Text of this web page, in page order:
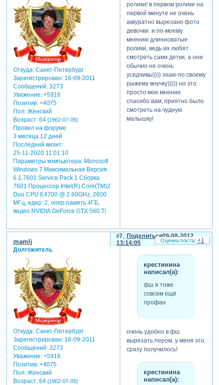
Откуда:Санкт-Петербург
Зарегистрирован: 16-09-2011
Сообщений:3273
Уважение: +5916
Позитив: +4075
Пол:Женский
Возраст:64 [1962-07-05]
Провел на форуме:
3 месяца 12 дней
Последний визит:
25-11-2020 11:01:10
Параметры компьютера:Microsoft
Windows 7 Максимальная Версия
6.1.7601 Service Pack 1 Сборка
7601 Процессор Intel(R) Core(TM)2
Duo CPU E4700 @ 2.60GHz, 2600
МГц, ядер: 2, опер.память 4ГБ,
видео NVIDIA GeForce GTX 560 Ti
ролики! в первом ролике на
первой минуте не очень
аккуратно вырезано фото
девочки. и по-моему
мнению длинноватые
ролики, ведь их любят
смотреть сами детки, а они
обычно не очень
усидчивы)))) знаю по своему
рыжему внучку))))) но это
просто мое мнение.
спасибо вам, приятно было
смотреть на чудную
малышку!
Поделиться
7
09-08-2012
13:14:05
mamlj
Долгожитель
Откуда:Санкт-Петербург
Зарегистрирован: 16-09-2011
Сообщений:3273
Уважение: +5916
Позитив: +4075
Пол:Женский
Возраст:64 [1962-07-05]
крестинина
написал(а):
фш я тоже
совсем ещё
профан
очень удобно в фш
вырезать пером, у меня это
сразу получилось!
крестинина
написал(а):
+1